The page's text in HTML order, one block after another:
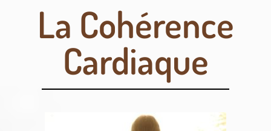
La Cohérence
Cardiaque